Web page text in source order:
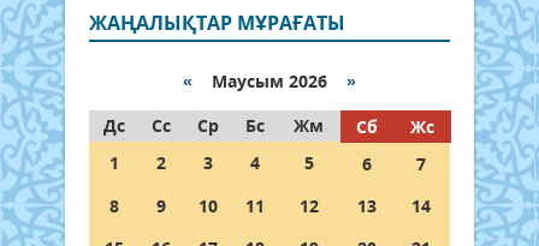
ЖАҢАЛЫҚТАР МҰРАҒАТЫ
« Маусым 2026 »
Дс
Сс Ср Бс Жм Сб
Жс
1
2 3 4 5 6
7
8
9 10 11 12 13
14